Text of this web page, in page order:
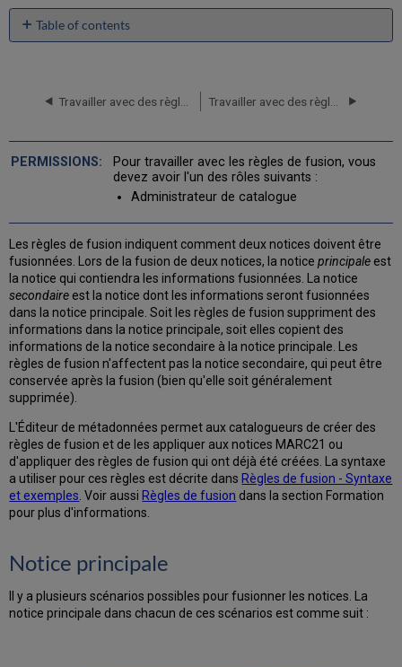
Table of contents
de
basiques
Créer
fusion
Règles
de
fusion
-
Syntaxe
et
exemples
Exemples
de
règles
pour
les
profils
d'import
et
le
Syntaxe
Règles
Pour travailler avec les règles de fusion, vous
devez avoir l'un des rôles suivants :
Administrateur de catalogue
Les règles de fusion indiquent comment deux notices doivent être
fusionnées. Lors de la fusion de deux notices, la noticeprincipale est
la notice qui contiendra les informations fusionnées. La notice
secondaire est la notice dont les informations seront fusionnées
dans la notice principale. Soit les règles de fusion suppriment des
informations dans la notice principale, soit elles copient des
informations de la notice secondaire à la notice principale. Les
règles de fusion n'affectent pas la notice secondaire, qui peut être
conservée après la fusion (bien qu'elle soit généralement
supprimée).
L'Éditeur de métadonnées permet aux catalogueurs de créer des
règles de fusion et de les appliquer aux notices MARC21 ou
d'appliquer des règles de fusion qui ont déjà été créées. La syntaxe
a utiliser pour ces règles est décrite dans Règles de fusion - Syntaxe
et exemples. Voir aussi Règles de fusion dans la section Formation
pour plus d'informations.
Notice principale
Il y a plusieurs scénarios possibles pour fusionner les notices. La
notice principale dans chacun de ces scénarios est comme suit :